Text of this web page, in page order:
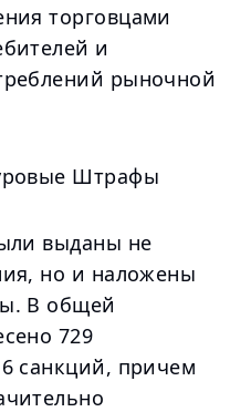
торговцами
и
рыночной
Штрафы
выданы не
но и наложены
В общей
729
санкций, причем